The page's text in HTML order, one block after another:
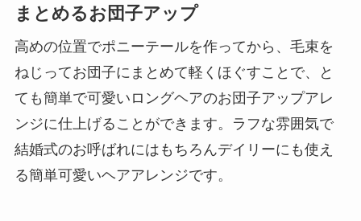
まとめるお団子アップ
高めの位置でポニーテールを作ってから、毛束を
ねじってお団子にまとめて軽くほぐすことで、と
ても簡単で可愛いロングヘアのお団子アップアレ
ンジに仕上げることができます。ラフな雰囲気で
結婚式のお呼ばれにはもちろんデイリーにも使え
る簡単可愛いヘアアレンジです。